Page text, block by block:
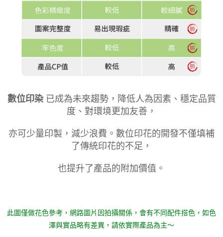
數位印染已成為未來趨勢，降低人為因素、穩定品質
度、對環境更加友善，
亦可少量印製，減少浪費。數位印花的開發不僅填補
了傳統印花的不足，
也提升了產品的附加價值。
此圖僅做花色參考， 網路圖片因拍攝關係，會有不同配件搭色，如色
澤與實品略有差異，請依實際產品為主～